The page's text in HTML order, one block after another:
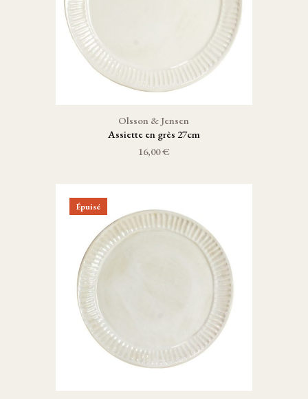
Olsson & Jensen
Assiette en grès 27cm
16,00 €
Épuisé